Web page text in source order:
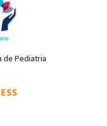
de Pediatria